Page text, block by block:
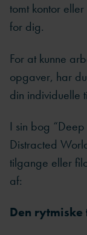
tomt kontor
for dig.
For at kunne
opgaver, har
din individuelle
I sin bog
Distracted
tilgange eller
af:
Den rytmiske